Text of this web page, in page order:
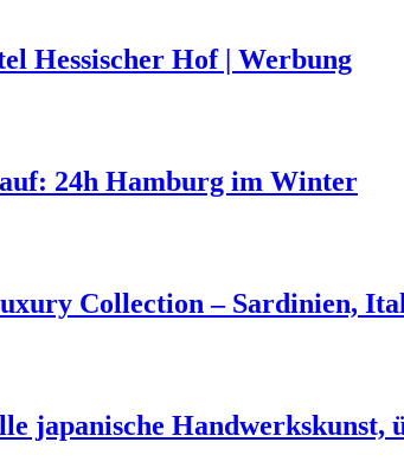
Hessischer Hof | Werbung
24h Hamburg im Winter
Collection – Sardinien,
japanische Handwerkskunst,